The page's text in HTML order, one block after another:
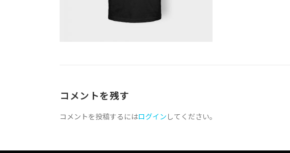
コメントを残す
コメントを投稿するにはログイン してください。